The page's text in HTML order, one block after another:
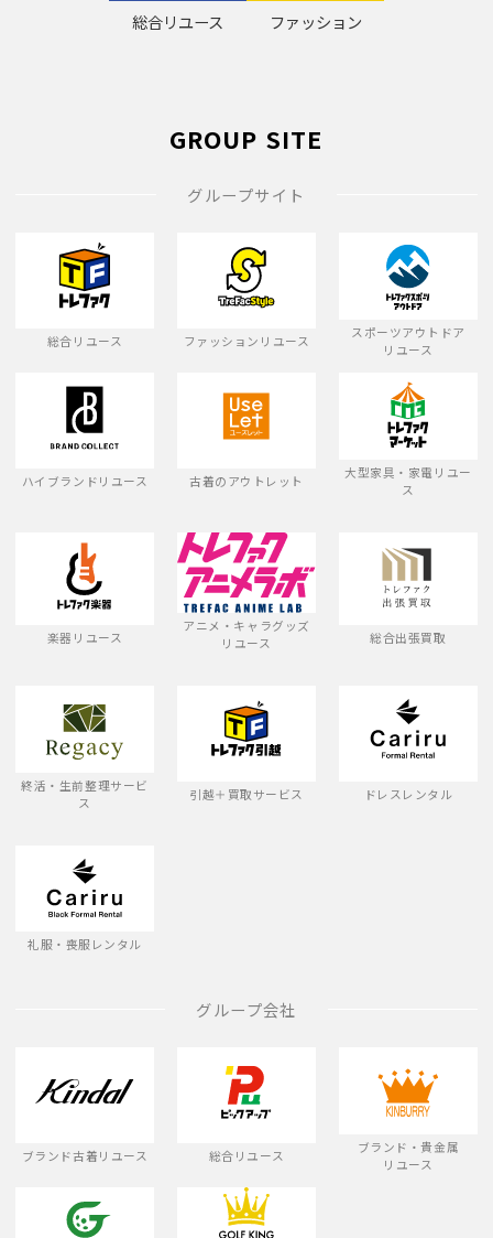
総合リユース ファッション
GROUP SITE
グループサイト
総合リユース ファッションリユース
スポーツアウトドア
リユース
ハイブランドリユース 古着のアウトレット
大型家具・家電リユー
ス
楽器リユース
アニメ・キャラグッズ
リユース
総合出張買取
終活・生前整理サービ
ス
引越＋買取サービス ドレスレンタル
礼服・喪服レンタル
グループ会社
ブランド古着リユース 総合リユース
ブランド・貴金属
リユース